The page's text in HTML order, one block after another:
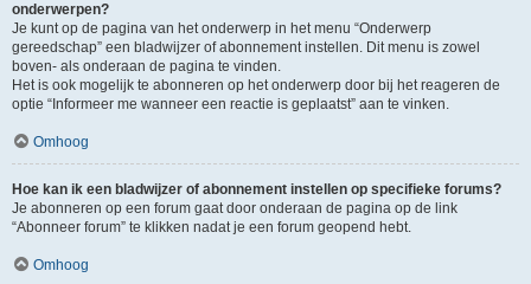
onderwerpen?
Je kunt op de pagina van het onderwerp in het menu “Onderwerp
gereedschap” een bladwijzer of abonnement instellen. Dit menu is zowel
boven- als onderaan de pagina te vinden.
Het is ook mogelijk te abonneren op het onderwerp door bij het reageren de
optie “Informeer me wanneer een reactie is geplaatst” aan te vinken.
Omhoog
Hoe kan ik een bladwijzer of abonnement instellen op specifieke forums?
Je abonneren op een forum gaat door onderaan de pagina op de link
“Abonneer forum” te klikken nadat je een forum geopend hebt.
Omhoog